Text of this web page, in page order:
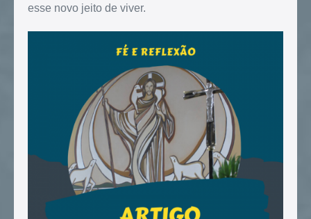
esse novo jeito de viver.